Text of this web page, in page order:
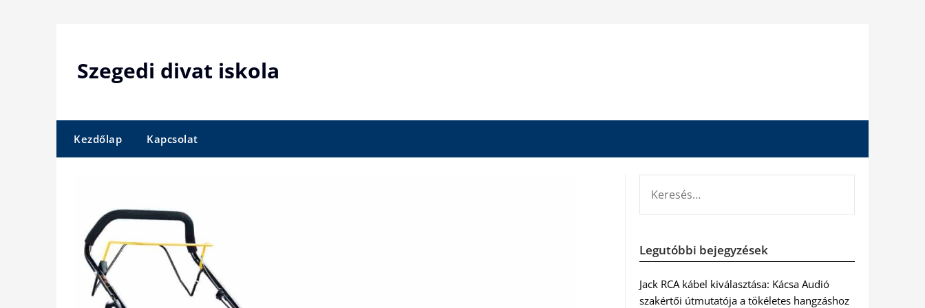
Szegedi divat iskola
Kezdőlap Kapcsolat
Legutóbbi bejegyzések
Jack RCA kábel kiválasztása: Kácsa Audió
szakértői útmutatója a tökéletes hangzáshoz